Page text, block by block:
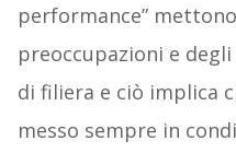
performance”
preoccupazioni e
di filiera e ciò implica
messo sempre in